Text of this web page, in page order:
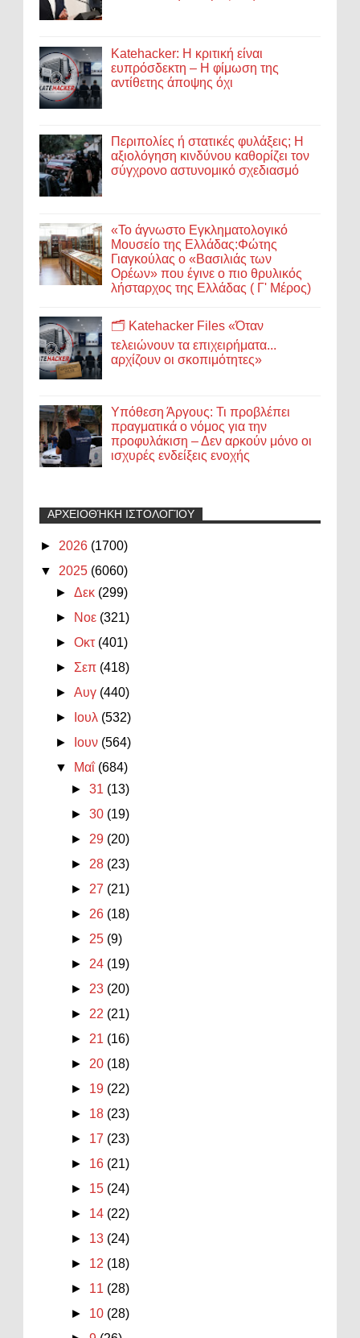
Katehacker: Η κριτική είναι
ευπρόσδεκτη – Η φίμωση της
αντίθετης άποψης όχι
Περιπολίες ή στατικές φυλάξεις; Η
αξιολόγηση κινδύνου καθορίζει τον
σύγχρονο αστυνομικό σχεδιασμό
«Το άγνωστο Εγκληματολογικό
Μουσείο της Ελλάδας:Φώτης
Γιαγκούλας ο «Βασιλιάς των
Ορέων» που έγινε ο πιο θρυλικός
λήσταρχος της Ελλάδας ( Γ' Μέρος)
🗂️ Katehacker Files «Όταν
τελειώνουν τα επιχειρήματα...
αρχίζουν οι σκοπιμότητες»
Υπόθεση Άργους: Τι προβλέπει
πραγματικά ο νόμος για την
προφυλάκιση – Δεν αρκούν μόνο οι
ισχυρές ενδείξεις ενοχής
ΑΡΧΕΙΟΘΉΚΗ ΙΣΤΟΛΟΓΊΟΥ
► 2026 (1700)
▼ 2025 (6060)
►Δεκ (299)
►
Νοε (321)
►Οκτ (401)
► Σεπ (418)
►Αυγ (440)
►
Ιουλ (532)
►
Ιουν (564)
▼
Μαΐ (684)
►31 (13)
►30 (19)
► 29 (20)
► 28 (23)
► 27 (21)
► 26 (18)
► 25 (9)
► 24 (19)
► 23 (20)
► 22 (21)
► 21 (16)
► 20 (18)
► 19 (22)
► 18 (23)
► 17 (23)
► 16 (21)
► 15 (24)
► 14 (22)
► 13 (24)
► 12 (18)
► 11 (28)
► 10 (28)